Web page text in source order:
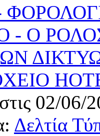
- Ο
02/06/
Δελτία